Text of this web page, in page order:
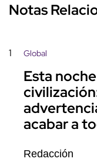
Notas
1 Global
Esta
acabar a
Redacción